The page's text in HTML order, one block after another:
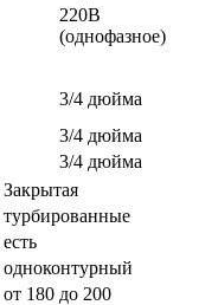
220В
(однофазное)
3/4 дюйма
3/4 дюйма
3/4 дюйма
Закрытая
турбированные
есть
одноконтурный
от 180 до 200